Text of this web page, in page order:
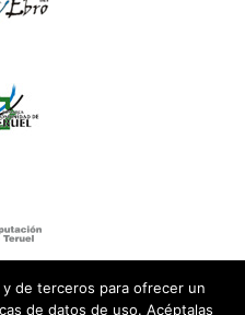
de terceros para ofrecer un
de datos de uso. Acéptalas